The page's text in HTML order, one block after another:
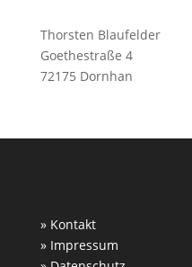
Thorsten Blaufelder
Goethestraße 4
72175 Dornhan
» Kontakt
» Impressum